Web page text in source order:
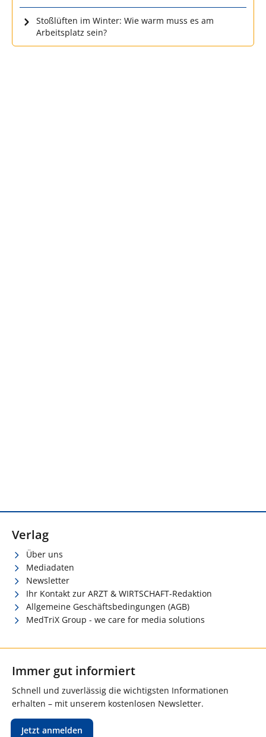
Stoßlüften im Winter: Wie warm muss es am
Arbeitsplatz sein?
Verlag
Über uns
Mediadaten
Newsletter
Ihr Kontakt zur ARZT & WIRTSCHAFT-Redaktion
Allgemeine Geschäftsbedingungen (AGB)
MedTriX Group - we care for media solutions
Immer gut informiert
Schnell und zuverlässig die wichtigsten Informationen
erhalten – mit unserem kostenlosen Newsletter.
Jetzt anmelden